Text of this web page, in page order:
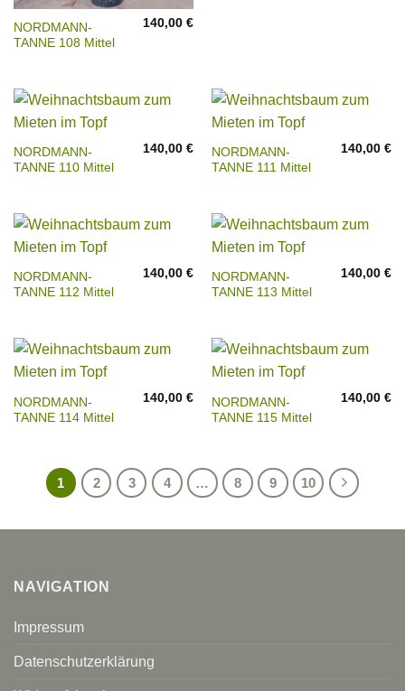
NORDMANN-
TANNE 108 Mittel
140,00€
NORDMANN-
TANNE 110 Mittel
140,00€
NORDMANN-
TANNE 111 Mittel
140,00€
NORDMANN-
TANNE 112 Mittel
140,00€
NORDMANN-
TANNE 113 Mittel
140,00€
NORDMANN-
TANNE 114 Mittel
140,00€
NORDMANN-
TANNE 115 Mittel
140,00€
1 2 3 4 … 8 9 10
NAVIGATION
Impressum
Datenschutzerklärung